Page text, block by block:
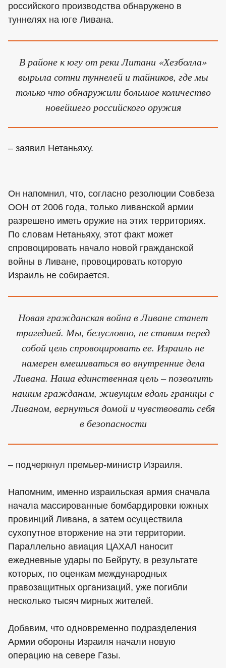
российского производства обнаружено в
туннелях на юге Ливана.
В районе к югу от реки Литани «Хезболла»
вырыла сотни туннелей и тайников, где мы
только что обнаружили большое количество
новейшего российского оружия
– заявил Нетаньяху.
Он напомнил, что, согласно резолюции Совбеза
ООН от 2006 года, только ливанской армии
разрешено иметь оружие на этих территориях.
По словам Нетаньяху, этот факт может
спровоцировать начало новой гражданской
войны в Ливане, провоцировать которую
Израиль не собирается.
Новая гражданская война в Ливане станет
трагедией. Мы, безусловно, не ставим перед
собой цель спровоцировать ее. Израиль не
намерен вмешиваться во внутренние дела
Ливана. Наша единственная цель – позволить
нашим гражданам, живущим вдоль границы с
Ливаном, вернуться домой и чувствовать себя
в безопасности
– подчеркнул премьер-министр Израиля.
Напомним, именно израильская армия сначала
начала массированные бомбардировки южных
провинций Ливана, а затем осуществила
сухопутное вторжение на эти территории.
Параллельно авиация ЦАХАЛ наносит
ежедневные удары по Бейруту, в результате
которых, по оценкам международных
правозащитных организаций, уже погибли
несколько тысяч мирных жителей.
Добавим, что одновременно подразделения
Армии обороны Израиля начали новую
операцию на севере Газы.